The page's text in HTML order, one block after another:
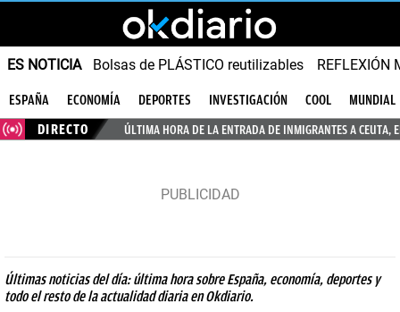
ES NOTICIA Bolsas de PLÁSTICO reutilizables REFLEXIÓN
ESPAÑA ECONOMÍA DEPORTES INVESTIGACIÓN COOL
MUNDIAL
DIRECTO
ÚLTIMA HORA DE LA ENTRADA DE INMIGRANTES A CEUTA,
Últimas noticias del día: última hora sobre España, economía, deportes y
todo el resto de la actualidad diaria en Okdiario.